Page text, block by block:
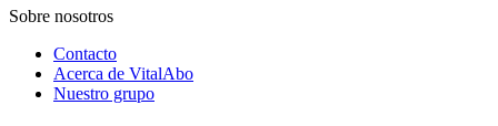
Sobre nosotros
Contacto
Acerca de VitalAbo
Nuestro grupo